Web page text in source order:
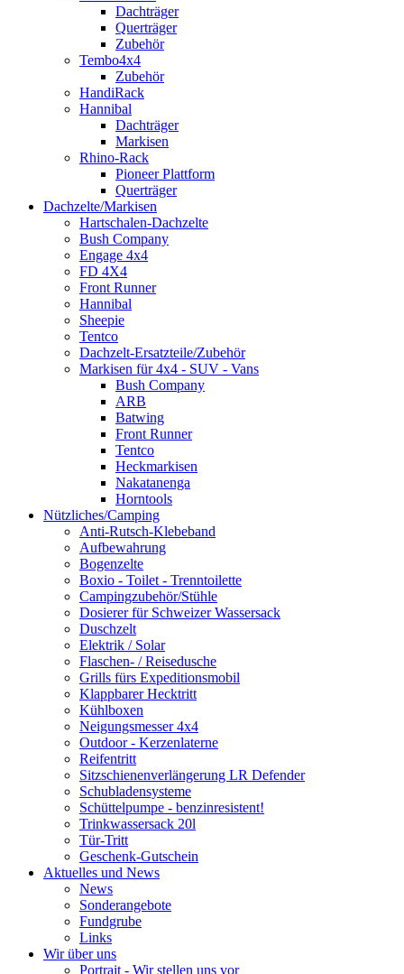
Dachträger
Querträger
Zubehör
Tembo4x4
Zubehör
HandiRack
Hannibal
Dachträger
Markisen
Rhino-Rack
Pioneer Plattform
Querträger
Dachzelte/Markisen
Hartschalen-Dachzelte
Bush Company
Engage 4x4
FD 4X4
Front Runner
Hannibal
Sheepie
Tentco
Dachzelt-Ersatzteile/Zubehör
Markisen für 4x4 - SUV - Vans
Bush Company
ARB
Batwing
Front Runner
Tentco
Heckmarkisen
Nakatanenga
Horntools
Nützliches/Camping
Anti-Rutsch-Klebeband
Aufbewahrung
Bogenzelte
Boxio - Toilet - Trenntoilette
Campingzubehör/Stühle
Dosierer für Schweizer Wassersack
Duschzelt
Elektrik / Solar
Flaschen- / Reisedusche
Grills fürs Expeditionsmobil
Klappbarer Hecktritt
Kühlboxen
Neigungsmesser 4x4
Outdoor - Kerzenlaterne
Reifentritt
Sitzschienenverlängerung LR Defender
Schubladensysteme
Schüttelpumpe - benzinresistent!
Trinkwassersack 20l
Tür-Tritt
Geschenk-Gutschein
Aktuelles und News
News
Sonderangebote
Fundgrube
Links
Wir über uns
Portrait - Wir stellen uns vor